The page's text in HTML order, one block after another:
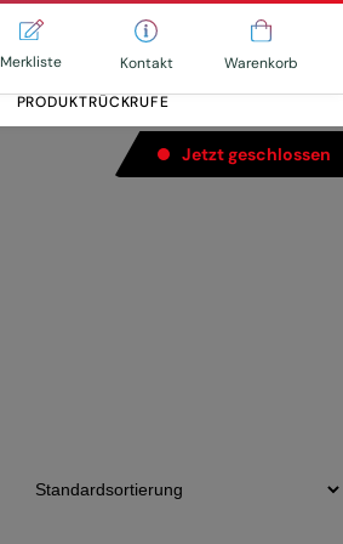
Merkliste Kontakt
Warenkorb
PRODUKTRÜCKRUFE
Jetzt geschlossen